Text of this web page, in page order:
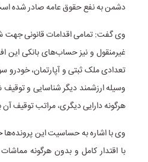
دشمن به نفع حقوق عامه صادر شده
وی گفت: تمامی اقدامات قانونی جهت
غیرمنقول و نیز حساب‌های بانکی این
تعدادی ملک ثبتی و آپارتمان،
وسیله ارزشمند دیگر شناسایی و
هرگونه دارایی دیگری، مراتب توقیف
وی با اشاره به حساسیت این
با اقتدار کامل و بدون هرگونه